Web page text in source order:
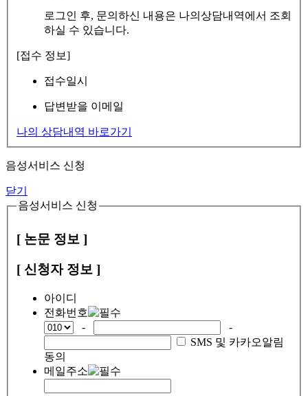
로그인 후, 문의하신 내용은 나의상담내역에서 조회
하실 수 있습니다.
[접수 정보]
접수일시
답변받을 이메일
나의 상담내역 바로가기
음성서비스 신청
닫기
음성서비스 신청
[ 논문 정보 ]
[ 신청자 정보 ]
아이디
전화번호
-
-
SMS 및 카카오알림
동의
메일주소